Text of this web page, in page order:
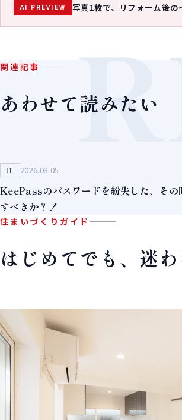
AI PREVIEW 写真1枚で、リフォーム後の
関連記事
あわせて読みたい
IT 2026.03.05
KeePassのパスワードを紛失した、その
すべきか？！
住まいづくりガイド
はじめてでも、迷わ